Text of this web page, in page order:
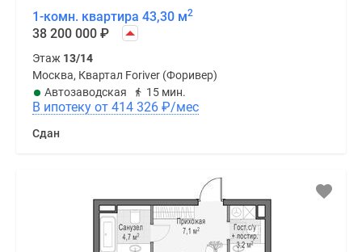
1-комн. квартира 43,30 м2
38 200 000 ₽
Этаж 13/14
Москва, Квартал Foriver (Форивер)
Автозаводская
15 мин.
В ипотеку от 414 326 ₽/мес
Сдан